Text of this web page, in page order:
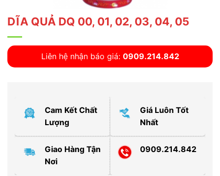
DĨA QUẢ DQ 00, 01, 02, 03, 04, 05
Liên hệ nhận báo giá: 0909.214.842
Cam Kết Chất
Lượng
Giá Luôn Tốt
Nhất
Giao Hàng Tận
Nơi
0909.214.842